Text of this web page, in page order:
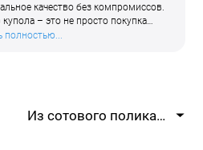
качество без компромиссов.
– это не просто покупка
а создание стильного,
продукт, который, как мы
полностью...
Из сотового поликарбоната